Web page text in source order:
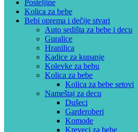
Posteljine
Kolica za bebe
Bebi oprema i dečije stvari
Auto sedišta za bebe i decu
Guralice
Hranilica
Kadice za kupanje
Kolevke za bebu
Kolica za bebe
Kolica za bebe setovi
Nameštaj za decu
Dušeci
Garderoberi
Komode
Kreveci za bebe